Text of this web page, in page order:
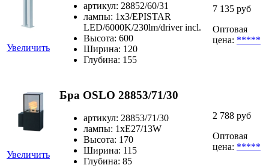
Увеличить
артикул: 28852/60/31
лампы: 1x3/EPISTAR
LED/6000K/230lm/driver incl.
Высота: 600
Ширина: 120
Глубина: 155
7 135 руб
Оптовая
цена: *****
Увеличить
Бра OSLO 28853/71/30
артикул: 28853/71/30
лампы: 1xE27/13W
Высота: 170
Ширина: 115
Глубина: 85
2 788 руб
Оптовая
цена: *****